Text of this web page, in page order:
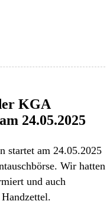
KGA
24.05.2025
startet am 24.05.2025
Wir hatten
und auch